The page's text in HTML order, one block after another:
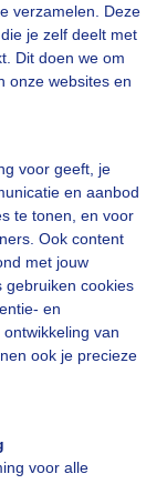
verzamelen. Deze
je zelf deelt met
Dit doen we om
onze websites en
voor geeft, je
en aanbod
te tonen, en voor
Ook content
met jouw
gebruiken cookies
en
van
ook je precieze
voor alle